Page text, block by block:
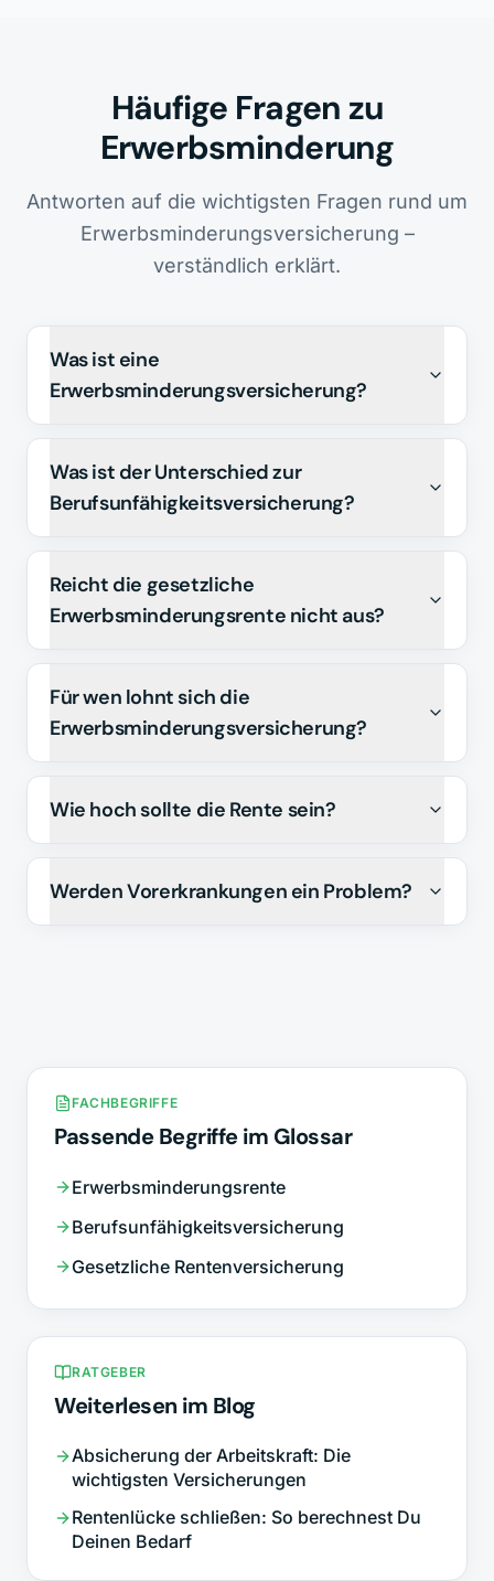
Häufige Fragen zu
Erwerbsminderung
Antworten auf die wichtigsten Fragen rund um
Erwerbsminderungs­versicherung –
verständlich erklärt.
Was ist eine
Erwerbsminderungsversicherung?
Was ist der Unterschied zur
Berufsunfähigkeitsversicherung?
Reicht die gesetzliche
Erwerbsminderungsrente nicht aus?
Für wen lohnt sich die
Erwerbsminderungsversicherung?
Wie hoch sollte die Rente sein?
Werden Vorerkrankungen ein Problem?
FACHBEGRIFFE
Passende Begriffe im Glossar
Erwerbsminderungsrente
Berufsunfähigkeitsversicherung
Gesetzliche Rentenversicherung
RATGEBER
Weiterlesen im Blog
Absicherung der Arbeitskraft: Die
wichtigsten Versicherungen
Rentenlücke schließen: So berechnest Du
Deinen Bedarf